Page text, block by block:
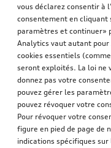
vous déclarez consentir à
consentement en cliquant
paramètres et continuer»
Analytics vaut autant pour
cookies essentiels
seront exploités. La loi ne
donnez pas votre
pouvez gérer les
pouvez révoquer votre
Pour révoquer votre
figure en pied de page de
indications spécifiques